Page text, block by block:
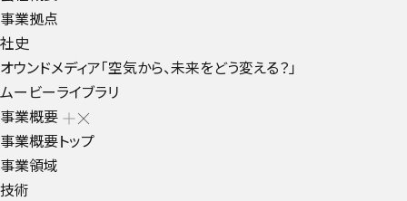
事業拠点
社史
オウンドメディア「空気から、未来をどう変える？」
ムービーライブラリ
事業概要
事業概要トップ
事業領域
技術